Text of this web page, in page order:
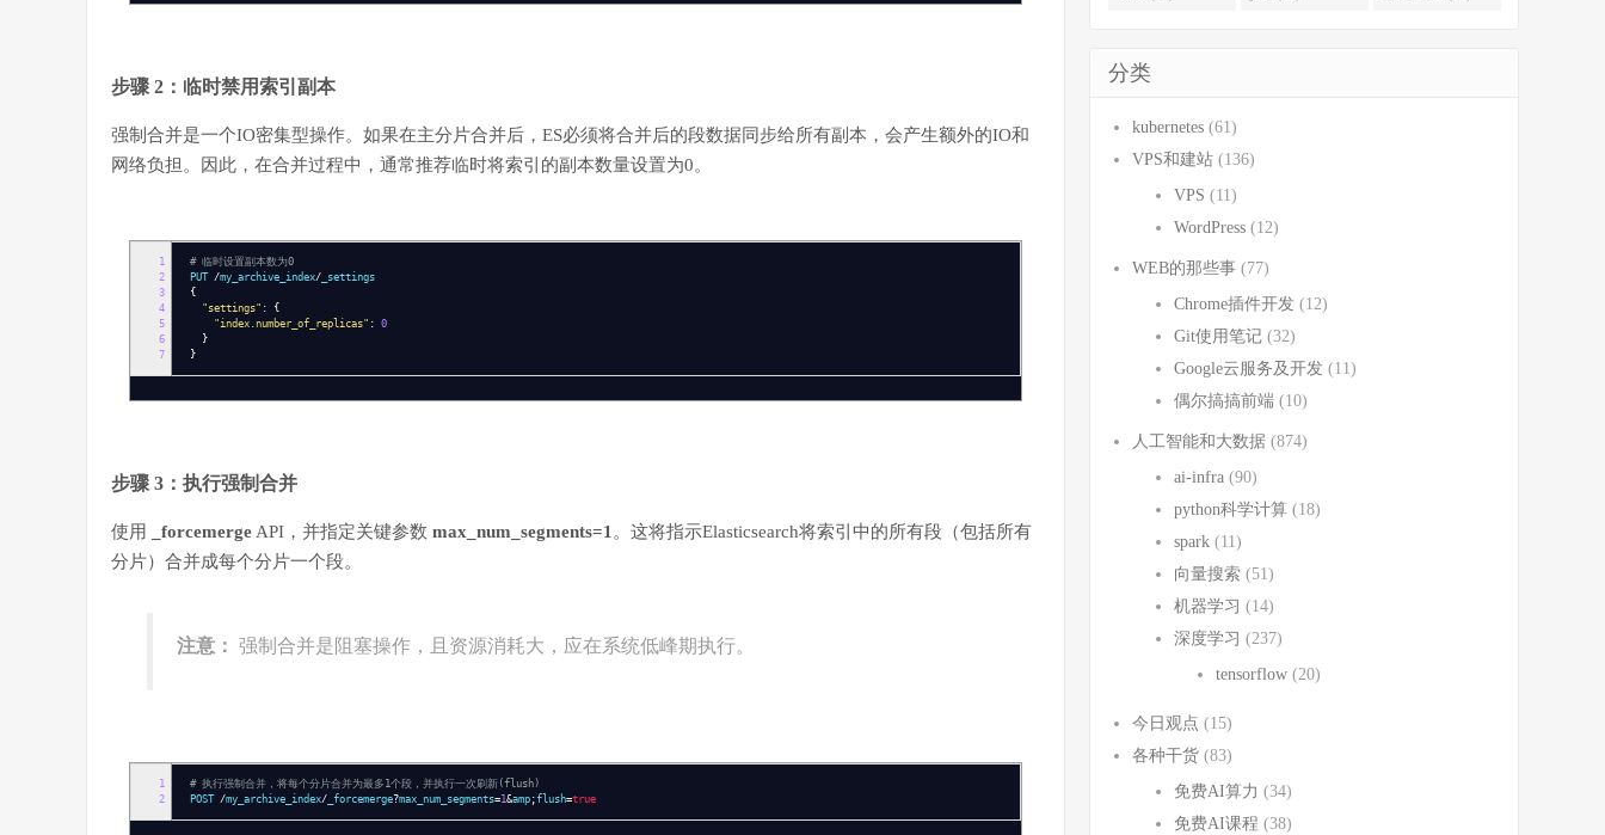
步骤 2：临时禁用索引副本
强制合并是一个IO密集型操作。如果在主分片合并后，ES必须将合并后的段数据同步给所有副本，会产生额外的IO和
网络负担。因此，在合并过程中，通常推荐临时将索引的副本数量设置为0。
1
2
3
4
5
6
7
# 临时设置副本数为0
PUT /my_archive_index/ _settings
{
"settings" :
{
"index.number_of_replicas" : 0
}
}
步骤 3：执行强制合并
使用 _forcemerge API，并指定关键参数 max_num_segments=1 。这将指示Elasticsearch将索引中的所有段（包括所有
分片）合并成每个分片一个段。
注意： 强制合并是阻塞操作，且资源消耗大，应在系统低峰期执行。
1
2
# 执行强制合并，将每个分片合并为最多1个段，并执行一次刷新(flush)
POST /my_archive_index/ _forcemerge?max_num_segments=1&amp ;flush=true
分类
kubernetes (61)
VPS和建站 (136)
VPS (11)
WordPress (12)
WEB的那些事 (77)
Chrome插件开发 (12)
Git使用笔记 (32)
Google云服务及开发 (11)
偶尔搞搞前端 (10)
人工智能和大数据 (874)
ai-infra (90)
python科学计算 (18)
spark (11)
向量搜索 (51)
机器学习 (14)
深度学习 (237)
tensorflow (20)
今日观点 (15)
各种干货 (83)
免费AI算力 (34)
免费AI课程 (38)